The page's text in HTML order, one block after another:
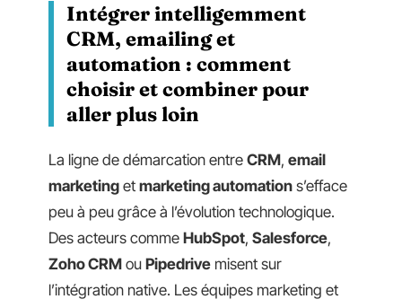
Intégrer intelligemment
CRM, emailing et
automation : comment
choisir et combiner pour
aller plus loin
La ligne de démarcation entre CRM, email
marketing et marketing automation s’efface
peu à peu grâce à l’évolution technologique.
Des acteurs comme HubSpot, Salesforce,
Zoho CRM ou Pipedrive misent sur
l’intégration native. Les équipes marketing et